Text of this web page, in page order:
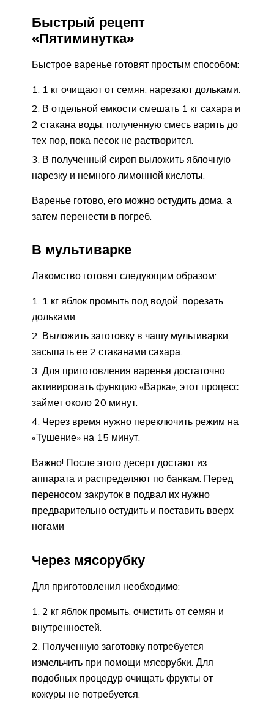
Быстрый рецепт
«Пятиминутка»
Быстрое варенье готовят простым способом:
1 кг очищают от семян, нарезают дольками.
В отдельной емкости смешать 1 кг сахара и
2 стакана воды, полученную смесь варить до
тех пор, пока песок не растворится.
В полученный сироп выложить яблочную
нарезку и немного лимонной кислоты.
Варенье готово, его можно остудить дома, а
затем перенести в погреб.
В мультиварке
Лакомство готовят следующим образом:
1 кг яблок промыть под водой, порезать
дольками.
Выложить заготовку в чашу мультиварки,
засыпать ее 2 стаканами сахара.
Для приготовления варенья достаточно
активировать функцию «Варка», этот процесс
займет около 20 минут.
Через время нужно переключить режим на
«Тушение» на 15 минут.
Важно! После этого десерт достают из
аппарата и распределяют по банкам. Перед
переносом закруток в подвал их нужно
предварительно остудить и поставить вверх
ногами
Через мясорубку
Для приготовления необходимо:
2 кг яблок промыть, очистить от семян и
внутренностей.
Полученную заготовку потребуется
измельчить при помощи мясорубки. Для
подобных процедур очищать фрукты от
кожуры не потребуется.